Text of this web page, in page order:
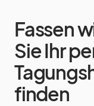
Fassen
Sie Ihr
finden